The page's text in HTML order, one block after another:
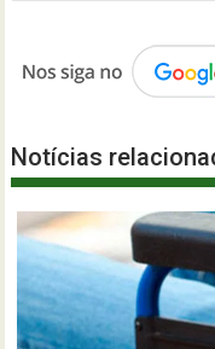
Notícias